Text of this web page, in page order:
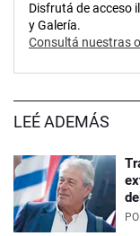
Disfrutá de acceso
y Galería.
Consultá nuestras
LEÉ ADEMÁS